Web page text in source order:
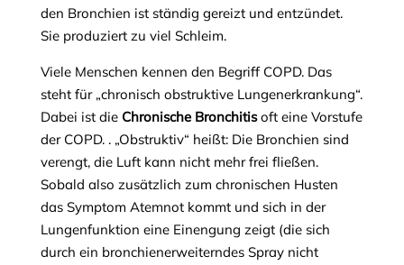
den Bronchien ist ständig gereizt und entzündet.
Sie produziert zu viel Schleim.
Viele Menschen kennen den Begriff COPD. Das
steht für „chronisch obstruktive Lungenerkrankung“.
Dabei ist die Chronische Bronchitisoft eine Vorstufe
der COPD. . „Obstruktiv“ heißt: Die Bronchien sind
verengt, die Luft kann nicht mehr frei fließen.
Sobald also zusätzlich zum chronischen Husten
das Symptom Atemnot kommt und sich in der
Lungenfunktion eine Einengung zeigt (die sich
durch ein bronchienerweiterndes Spray nicht